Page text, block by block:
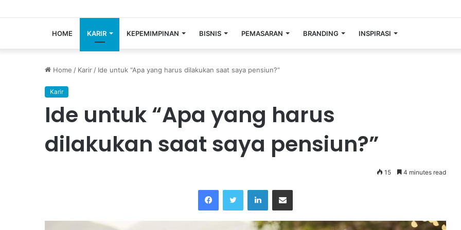
HOME KARIR KEPEMIMPINAN BISNIS PEMASARAN BRANDING INSPIRASI
Home / Karir / Ide untuk “Apa yang harus dilakukan saat saya pensiun?”
Karir
Ide untuk “Apa yang harus
dilakukan saat saya pensiun?”
15 4 minutes read